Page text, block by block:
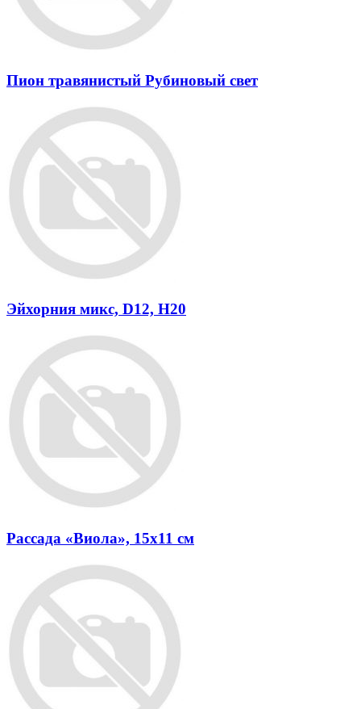
Пион травянистый Рубиновый свет
Эйхорния микс, D12, H20
Рассада «Виола», 15x11 см